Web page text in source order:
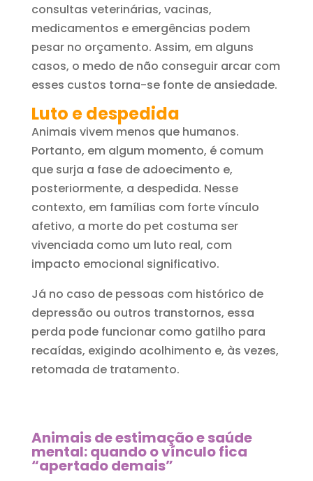
consultas veterinárias, vacinas,
medicamentos e emergências podem
pesar no orçamento. Assim, em alguns
casos, o medo de não conseguir arcar com
esses custos torna-se fonte de ansiedade.
Luto e despedida
Animais vivem menos que humanos.
Portanto, em algum momento, é comum
que surja a fase de adoecimento e,
posteriormente, a despedida. Nesse
contexto, em famílias com forte vínculo
afetivo, a morte do pet costuma ser
vivenciada como um luto real, com
impacto emocional significativo.
Já no caso de pessoas com histórico de
depressão ou outros transtornos, essa
perda pode funcionar como gatilho para
recaídas, exigindo acolhimento e, às vezes,
retomada de tratamento.
Animais de estimação e saúde
mental: quando o vínculo fica
“apertado demais”